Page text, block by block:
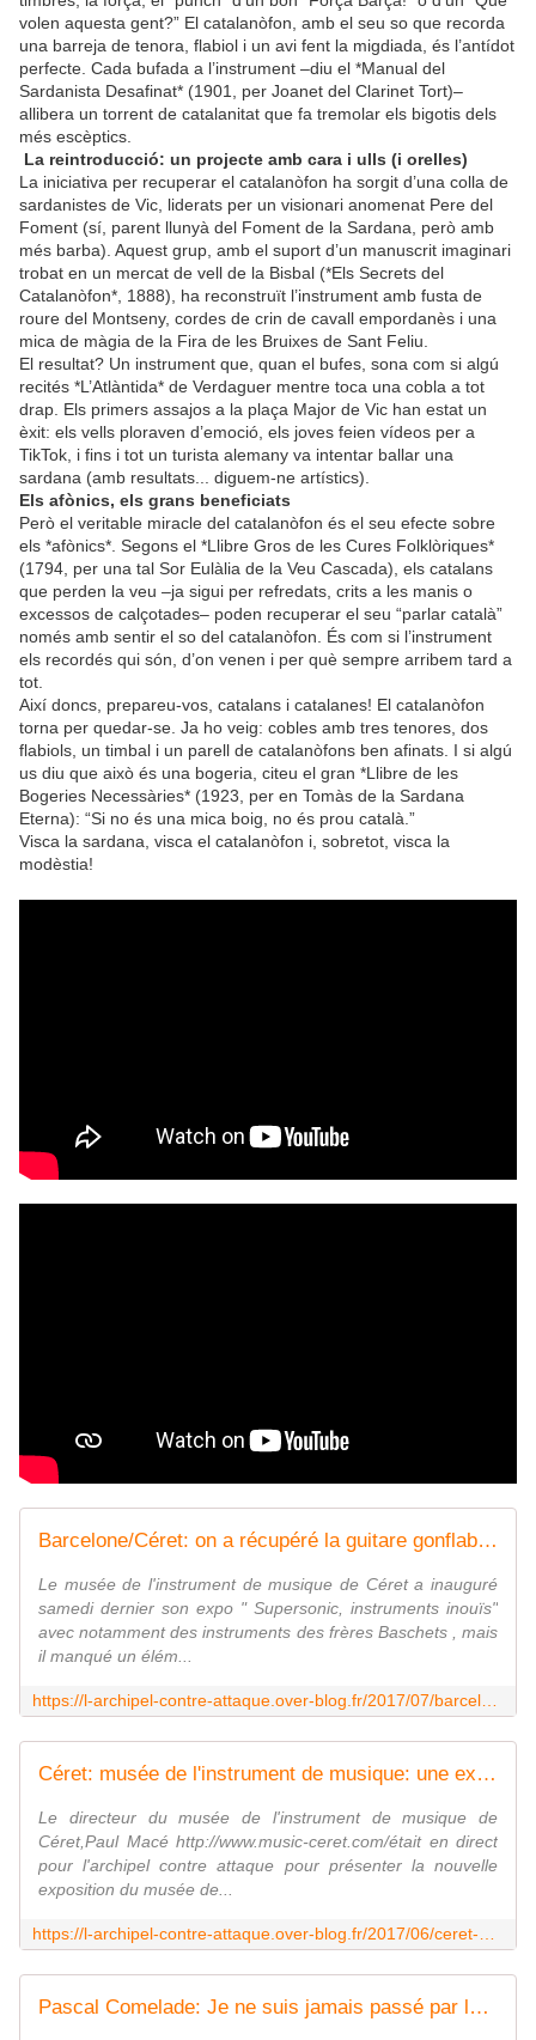
volen aquesta gent?” El catalanòfon, amb el seu so que recorda
una barreja de tenora, flabiol i un avi fent la migdiada, és l’antídot
perfecte. Cada bufada a l’instrument –diu el *Manual del
Sardanista Desafinat* (1901, per Joanet del Clarinet Tort)–
allibera un torrent de catalanitat que fa tremolar els bigotis dels
més escèptics.
La reintroducció: un projecte amb cara i ulls (i orelles)
La iniciativa per recuperar el catalanòfon ha sorgit d’una colla de
sardanistes de Vic, liderats per un visionari anomenat Pere del
Foment (sí, parent llunyà del Foment de la Sardana, però amb
més barba). Aquest grup, amb el suport d’un manuscrit imaginari
trobat en un mercat de vell de la Bisbal (*Els Secrets del
Catalanòfon*, 1888), ha reconstruït l’instrument amb fusta de
roure del Montseny, cordes de crin de cavall empordanès i una
mica de màgia de la Fira de les Bruixes de Sant Feliu.
El resultat? Un instrument que, quan el bufes, sona com si algú
recités *L’Atlàntida* de Verdaguer mentre toca una cobla a tot
drap. Els primers assajos a la plaça Major de Vic han estat un
èxit: els vells ploraven d’emoció, els joves feien vídeos per a
TikTok, i fins i tot un turista alemany va intentar ballar una
sardana (amb resultats... diguem-ne artístics).
Els afònics, els grans beneficiats
Però el veritable miracle del catalanòfon és el seu efecte sobre
els *afònics*. Segons el *Llibre Gros de les Cures Folklòriques*
(1794, per una tal Sor Eulàlia de la Veu Cascada), els catalans
que perden la veu –ja sigui per refredats, crits a les manis o
excessos de calçotades– poden recuperar el seu “parlar català”
només amb sentir el so del catalanòfon. És com si l’instrument
els recordés qui són, d’on venen i per què sempre arribem tard a
tot.
Així doncs, prepareu-vos, catalans i catalanes! El catalanòfon
torna per quedar-se. Ja ho veig: cobles amb tres tenores, dos
flabiols, un timbal i un parell de catalanòfons ben afinats. I si algú
us diu que això és una bogeria, citeu el gran *Llibre de les
Bogeries Necessàries* (1923, per en Tomàs de la Sardana
Eterna): “Si no és una mica boig, no és prou català.”
Visca la sardana, visca el catalanòfon i, sobretot, visca la
modèstia!
Barcelone/Céret: on a récupéré la guitare gonflable des frères Baschet! interview Marisa Ruiz-Magaldi, Paul Macé par Nicolas Caudeville - L'archipel contre-attaque !
Le musée de l'instrument de musique de Céret a inauguré
samedi dernier son expo " Supersonic, instruments inouïs"
avec notamment des instruments des frères Baschets , mais
il manqué un élém...
Céret: musée de l'instrument de musique: une exposition d'instruments inouïs commence samedi premier juillet ! interview Paul Macé, François Sikic par Nicolas Caudeville - L'archipel contre-attaque !
Le directeur du musée de l'instrument de musique de
Céret,Paul Macé http://www.music-ceret.com/était en direct
pour l'archipel contre attaque pour présenter la nouvelle
exposition du musée de...
Pascal Comelade: Je ne suis jamais passé par les institutions! interview par Nicolas Caudeville - L'archipel contre-attaque !